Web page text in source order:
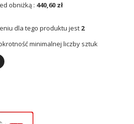
obniżką : 440,60 zł
dla tego produktu jest 2
minimalnej liczby sztuk